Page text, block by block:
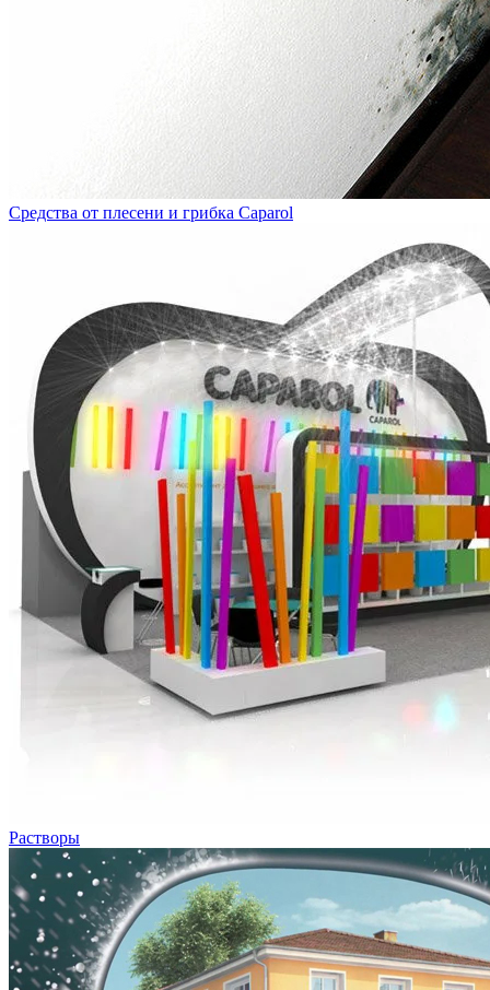
Средства от плесени и грибка Caparol
Растворы